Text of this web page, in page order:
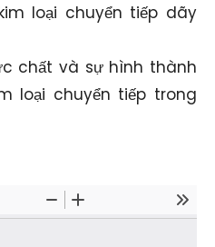
loại chuyển tiếp dãy
chất và sự hình thành
loại chuyển tiếp trong